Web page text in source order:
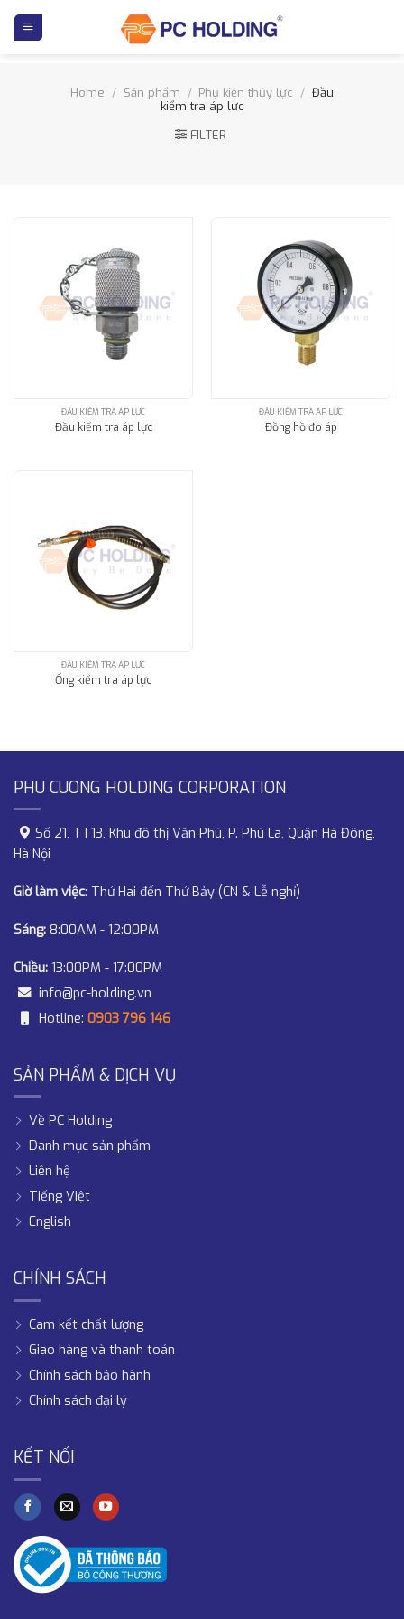
Home / Sản phẩm / Phụ kiện thủy lực / Đầu
kiểm tra áp lực
FILTER
ĐẦU KIỂM TRA ÁP LỰC
Đầu kiểm tra áp lực
ĐẦU KIỂM TRA ÁP LỰC
Đồng hồ đo áp
ĐẦU KIỂM TRA ÁP LỰC
Ống kiểm tra áp lực
PHU CUONG HOLDING CORPORATION
Số 21, TT13, Khu đô thị Văn Phú, P. Phú La, Quận Hà Đông,
Hà Nội
Giờ làm việc: Thứ Hai đến Thứ Bảy (CN & Lễ nghỉ)
Sáng: 8:00AM - 12:00PM
Chiều: 13:00PM - 17:00PM
info@pc-holding.vn
Hotline: 0903 796 146
SẢN PHẨM & DỊCH VỤ
Về PC Holding
Danh mục sản phẩm
Liên hệ
Tiếng Việt
English
CHÍNH SÁCH
Cam kết chất lượng
Giao hàng và thanh toán
Chính sách bảo hành
Chính sách đại lý
KẾT NỐI